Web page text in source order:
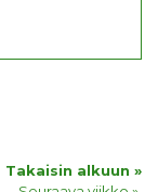
Takaisin alkuun »